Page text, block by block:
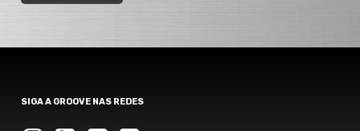
SIGA A GROOVE NAS REDES